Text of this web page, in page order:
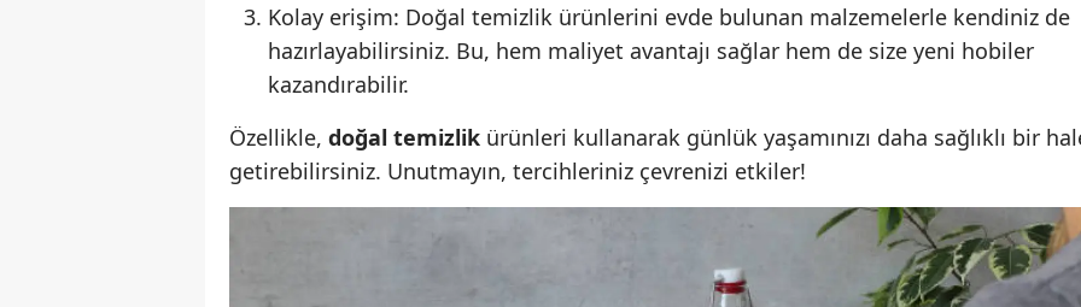
Isparta
İzmir
Kars
Kastamonu
Kolay erişim: Doğal temizlik ürünlerini evde bulunan malzemelerle kendiniz de
hazırlayabilirsiniz. Bu, hem maliyet avantajı sağlar hem de size yeni hobiler
kazandırabilir.
Özellikle, doğal temizlik ürünleri kullanarak günlük yaşamınızı daha sağlıklı bir
getirebilirsiniz. Unutmayın, tercihleriniz çevrenizi etkiler!